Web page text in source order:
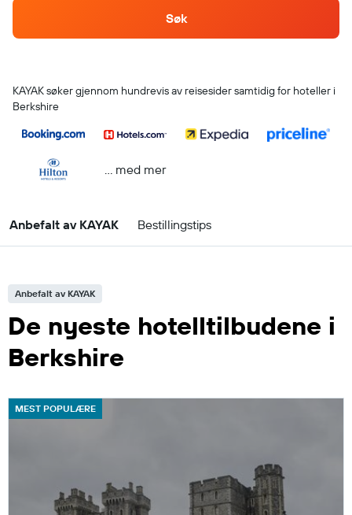
Søk
KAYAK søker gjennom hundrevis av reisesider samtidig for hoteller i
Berkshire
… med mer
Anbefalt av KAYAK Bestillingstips
Anbefalt av KAYAK
De nyeste hotelltilbudene i
Berkshire
MEST POPULÆRE